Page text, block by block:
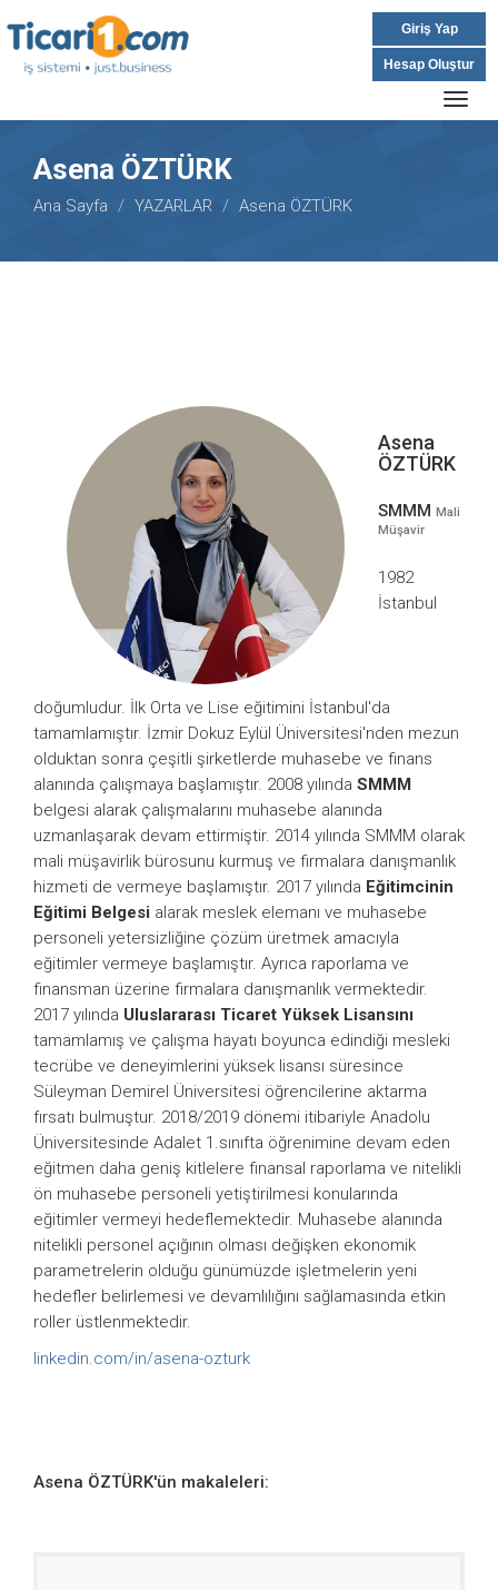
Asena ÖZTÜRK
Ana Sayfa YAZARLAR Asena ÖZTÜRK
Asena
ÖZTÜRK
SMMM Mali
Müşavir
1982
İstanbul
doğumludur. İlk Orta ve Lise eğitimini İstanbul'da
tamamlamıştır. İzmir Dokuz Eylül Üniversitesi'nden mezun
olduktan sonra çeşitli şirketlerde muhasebe ve finans
alanında çalışmaya başlamıştır. 2008 yılında SMMM
belgesi alarak çalışmalarını muhasebe alanında
uzmanlaşarak devam ettirmiştir. 2014 yılında SMMM olarak
mali müşavirlik bürosunu kurmuş ve firmalara danışmanlık
hizmeti de vermeye başlamıştır. 2017 yılında Eğitimcinin
Eğitimi Belgesi alarak meslek elemanı ve muhasebe
personeli yetersizliğine çözüm üretmek amacıyla
eğitimler vermeye başlamıştır. Ayrıca raporlama ve
finansman üzerine firmalara danışmanlık vermektedir.
2017 yılında Uluslararası Ticaret Yüksek Lisansını
tamamlamış ve çalışma hayatı boyunca edindiği mesleki
tecrübe ve deneyimlerini yüksek lisansı süresince
Süleyman Demirel Üniversitesi öğrencilerine aktarma
fırsatı bulmuştur. 2018/2019 dönemi itibariyle Anadolu
Üniversitesinde Adalet 1.sınıfta öğrenimine devam eden
eğitmen daha geniş kitlelere finansal raporlama ve nitelikli
ön muhasebe personeli yetiştirilmesi konularında
eğitimler vermeyi hedeflemektedir. Muhasebe alanında
nitelikli personel açığının olması değişken ekonomik
parametrelerin olduğu günümüzde işletmelerin yeni
hedefler belirlemesi ve devamlılığını sağlamasında etkin
roller üstlenmektedir.
linkedin.com/in/asena-ozturk
Asena ÖZTÜRK'ün makaleleri:
Giriş Yap
Hesap Oluştur